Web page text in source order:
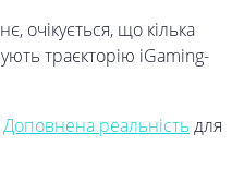
очікується, що кілька
траєкторію iGaming-
Доповнена реальністьдля